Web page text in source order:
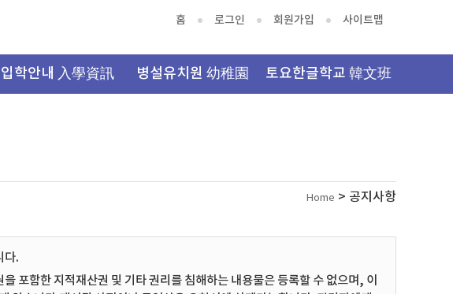
홈 로그인 회원가입 사이트맵
입학안내 入學資訊 병설유치원 幼稚園 토요한글학교 韓文班
Home > 공지사항
다.
포함한 지적재산권 및 기타 권리를 침해하는 내용물은 등록할 수 없으며, 이